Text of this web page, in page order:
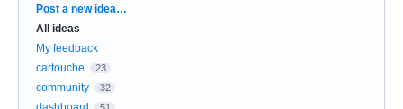
Categories
Post a new idea…
All ideas
My feedback
cartouche
23
community 32